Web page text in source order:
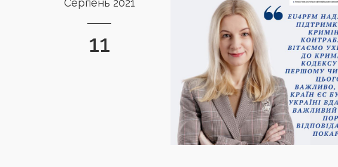
11